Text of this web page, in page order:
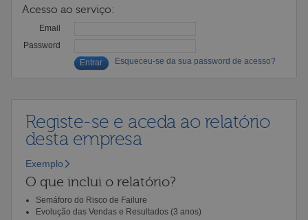
Acesso ao serviço:
Email
Password
Esqueceu-se da sua password de acesso?
Registe-se e aceda ao relatório
desta empresa
Exemplo
O que inclui o relatório?
Semáforo do Risco de Failure
Evolução das Vendas e Resultados (3 anos)